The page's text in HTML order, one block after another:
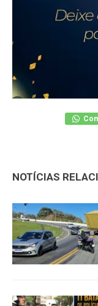
NOTÍCIAS